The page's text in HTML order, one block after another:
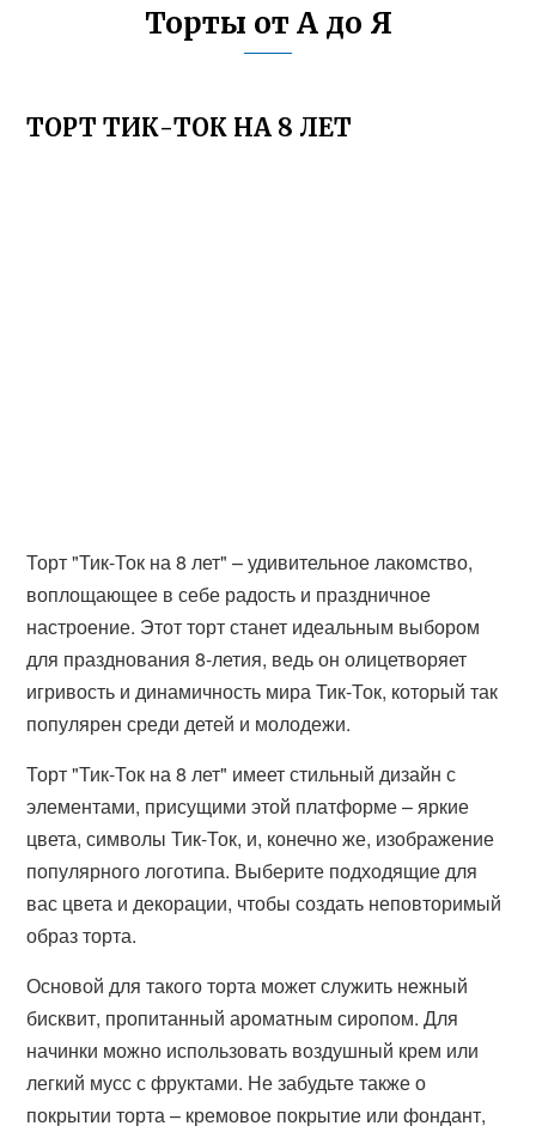
Торты от А до Я
ТОРТ ТИК-ТОК НА 8 ЛЕТ
Торт "Тик-Ток на 8 лет" – удивительное лакомство,
воплощающее в себе радость и праздничное
настроение. Этот торт станет идеальным выбором
для празднования 8-летия, ведь он олицетворяет
игривость и динамичность мира Тик-Ток, который так
популярен среди детей и молодежи.
Торт "Тик-Ток на 8 лет" имеет стильный дизайн с
элементами, присущими этой платформе – яркие
цвета, символы Тик-Ток, и, конечно же, изображение
популярного логотипа. Выберите подходящие для
вас цвета и декорации, чтобы создать неповторимый
образ торта.
Основой для такого торта может служить нежный
бисквит, пропитанный ароматным сиропом. Для
начинки можно использовать воздушный крем или
легкий мусс с фруктами. Не забудьте также о
покрытии торта – кремовое покрытие или фондант,